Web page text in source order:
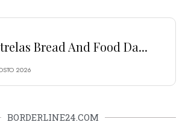
Bread And Food Da...
2026
BORDERLINE24.COM